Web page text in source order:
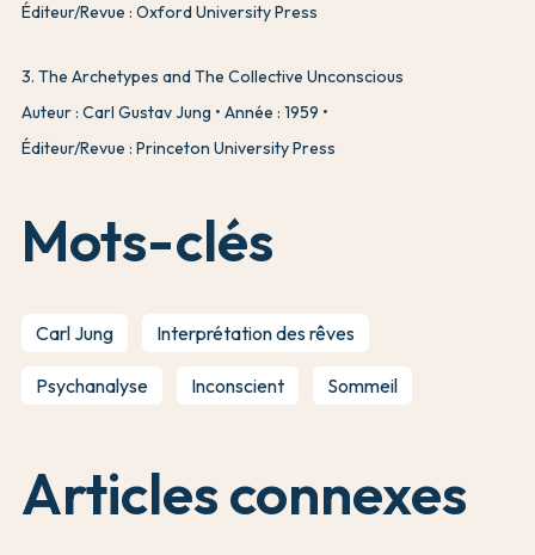
Éditeur/Revue : Oxford University Press
3. The Archetypes and The Collective Unconscious
Auteur : Carl Gustav Jung
Année : 1959
Éditeur/Revue : Princeton University Press
Mots-clés
Carl Jung Interprétation des rêves
Psychanalyse Inconscient Sommeil
Articles connexes